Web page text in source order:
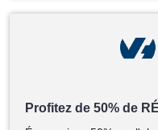
Profitez de 50% de